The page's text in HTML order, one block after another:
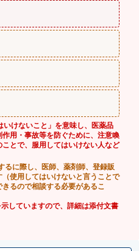
いけないこと」を意味し、医薬品
用・事故等を防ぐために、注意喚
とで、服用してはいけない人など
るに際し、医師、薬剤師、登録販
使用してはいけないと言うことで
るので相談する必要があるこ
していますので、詳細は添付文書